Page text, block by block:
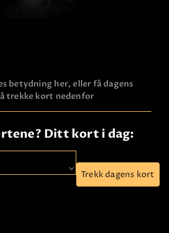
betydning her, eller få dagens
trekke kort nedenfor
Ditt kort i dag:
Trekk dagens kort